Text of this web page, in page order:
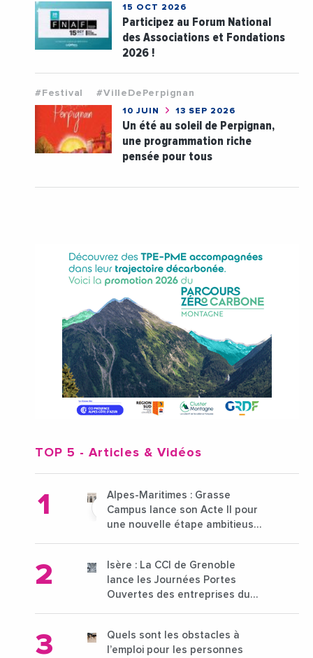
15 OCT 2026
Participez au Forum National
des Associations et Fondations
2026 !
#Festival #VilleDePerpignan
10 JUIN 13 SEP 2026
Un été au soleil de Perpignan,
une programmation riche
pensée pour tous
TOP 5 - Articles & Vidéos
Alpes-Maritimes : Grasse
Campus lance son Acte II pour
une nouvelle étape ambitieuse
Isère : La CCI de Grenoble
lance les Journées Portes
Ouvertes des entreprises du
Quels sont les obstacles à
l’emploi pour les personnes